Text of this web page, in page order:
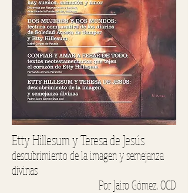
Etty Hillesum y Teresa de Jesús
descubrimiento de la imagen y semejanza
divinas
Por Jairo Gómez, OCD